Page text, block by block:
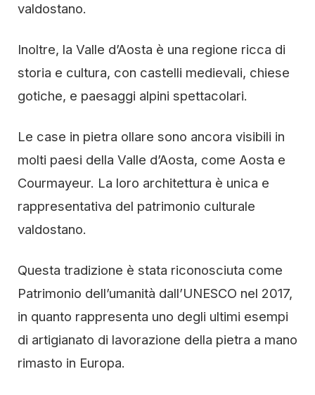
valdostano.
Inoltre, la Valle d’Aosta è una regione ricca di
storia e cultura, con castelli medievali, chiese
gotiche, e paesaggi alpini spettacolari.
Le case in pietra ollare sono ancora visibili in
molti paesi della Valle d’Aosta, come Aosta e
Courmayeur. La loro architettura è unica e
rappresentativa del patrimonio culturale
valdostano.
Questa tradizione è stata riconosciuta come
Patrimonio dell’umanità dall’UNESCO nel 2017,
in quanto rappresenta uno degli ultimi esempi
di artigianato di lavorazione della pietra a mano
rimasto in Europa.